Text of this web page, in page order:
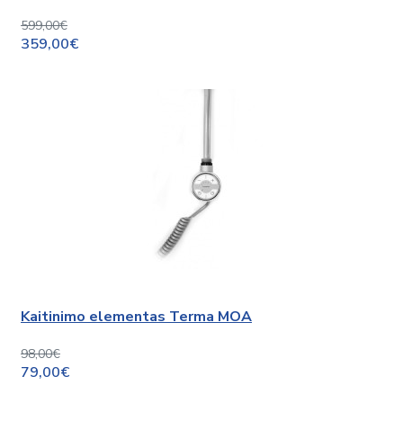
599,00€
359,00€
Kaitinimo elementas Terma MOA
98,00€
79,00€